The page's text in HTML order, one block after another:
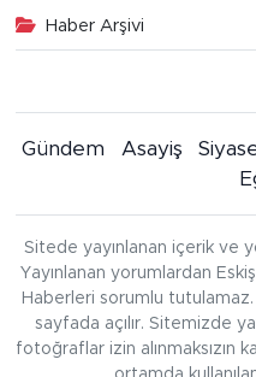
Haber Arşivi
Gündem Asayiş
Sitede yayınlanan içerik ve
Yayınlanan yorumlardan
Haberleri sorumlu
sayfada açılır. Sitemizde
fotoğraflar izin alınmaksızın